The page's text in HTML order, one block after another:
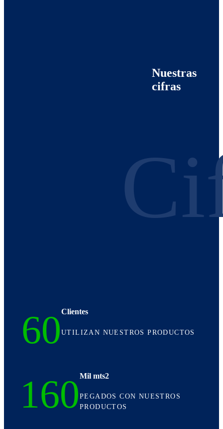
Nuestras
cifras
60Clientes
UTILIZAN NUESTROS PRODUCTOS
160Mil mts2
PEGADOS CON NUESTROS
PRODUCTOS